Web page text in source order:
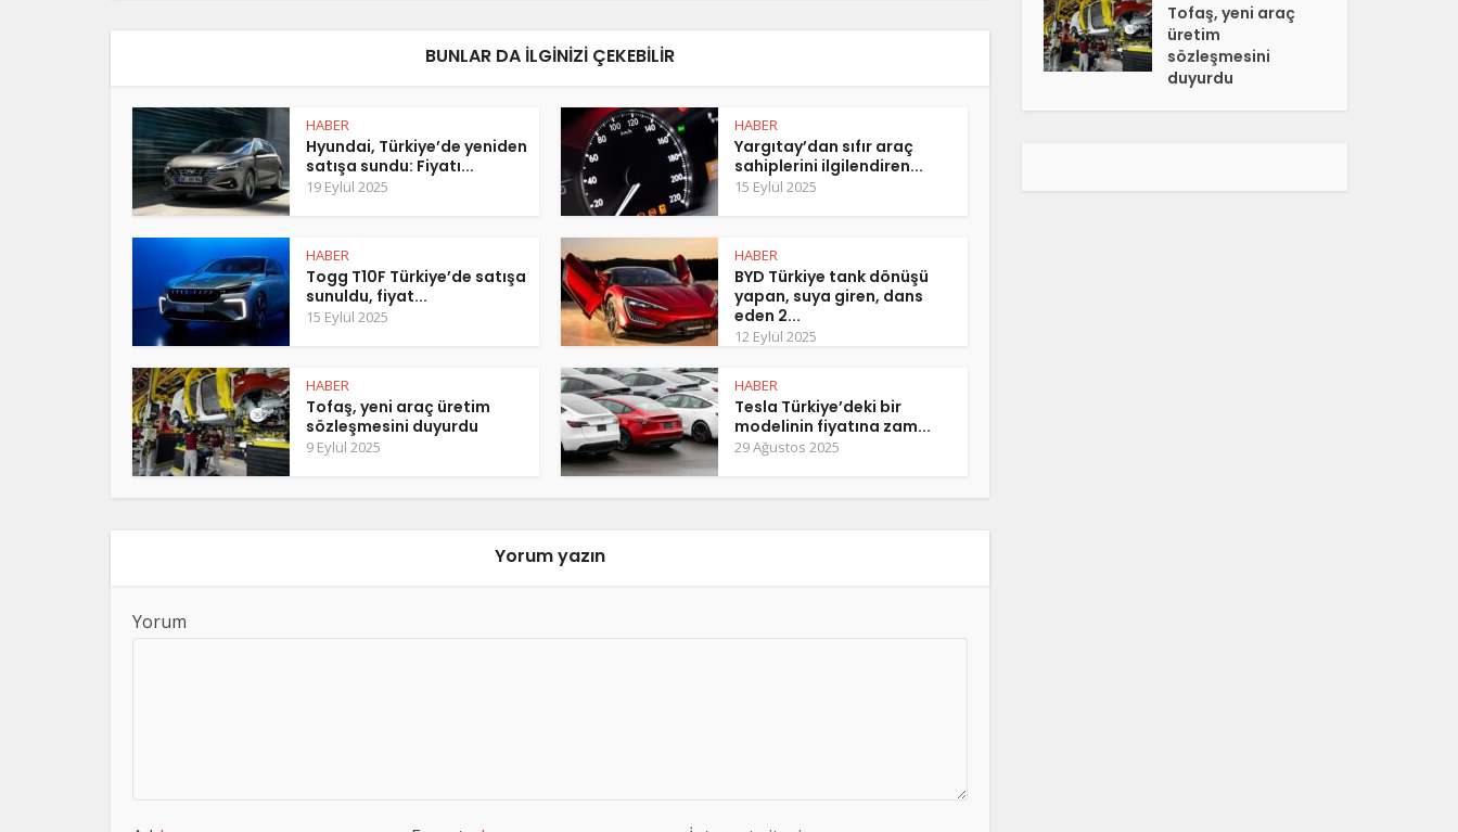
BUNLAR DA ILGINIZI ÇEKEBILIR
HABER
Hyundai, Türkiye’de yeniden
satışa sundu: Fiyatı...
19 Eylül 2025
HABER
Yargıtay’dan sıfır araç
sahiplerini ilgilendiren...
15 Eylül 2025
HABER
Togg T10F Türkiye’de satışa
sunuldu, fiyat...
15 Eylül 2025
HABER
BYD Türkiye tank dönüşü
yapan, suya giren, dans
eden 2...
12 Eylül 2025
HABER
Tofaş, yeni araç üretim
sözleşmesini duyurdu
9 Eylül 2025
HABER
Tesla Türkiye’deki bir
modelinin fiyatına zam...
29 Ağustos 2025
Yorum yazın
Yorum
Tofaş, yeni araç
üretim
sözleşmesini
duyurdu